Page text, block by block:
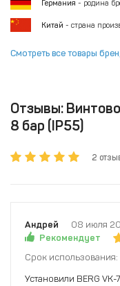
Германия - родина
Китай - страна
Смотреть все товары
Отзывы:
8 бар (IP55)
2
Андрей
08 июля
Рекомендует
Срок использования:
Установили BERG